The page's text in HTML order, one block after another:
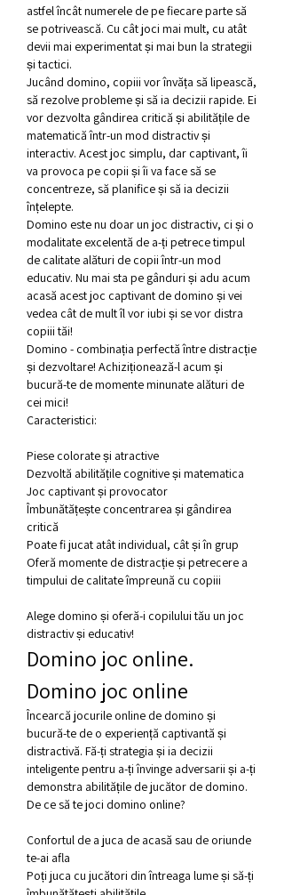
astfel încât numerele de pe fiecare parte să
se potrivească. Cu cât joci mai mult, cu atât
devii mai experimentat și mai bun la strategii
și tactici.
Jucând domino, copiii vor învăța să lipească,
să rezolve probleme și să ia decizii rapide. Ei
vor dezvolta gândirea critică și abilitățile de
matematică într-un mod distractiv și
interactiv. Acest joc simplu, dar captivant, îi
va provoca pe copii și îi va face să se
concentreze, să planifice și să ia decizii
înțelepte.
Domino este nu doar un joc distractiv, ci și o
modalitate excelentă de a-ți petrece timpul
de calitate alături de copii într-un mod
educativ. Nu mai sta pe gânduri și adu acum
acasă acest joc captivant de domino și vei
vedea cât de mult îl vor iubi și se vor distra
copiii tăi!
Domino - combinația perfectă între distracție
și dezvoltare! Achiziționează-l acum și
bucură-te de momente minunate alături de
cei mici!
Caracteristici:
Piese colorate și atractive
Dezvoltă abilitățile cognitive și matematica
Joc captivant și provocator
Îmbunătățește concentrarea și gândirea
critică
Poate fi jucat atât individual, cât și în grup
Oferă momente de distracție și petrecere a
timpului de calitate împreună cu copiii
Alege domino și oferă-i copilului tău un joc
distractiv și educativ!
Domino joc online.
Domino joc online
Încearcă jocurile online de domino și
bucură-te de o experiență captivantă și
distractivă. Fă-ți strategia și ia decizii
inteligente pentru a-ți învinge adversarii și a-ți
demonstra abilitățile de jucător de domino.
De ce să te joci domino online?
Confortul de a juca de acasă sau de oriunde
te-ai afla
Poți juca cu jucători din întreaga lume și să-ți